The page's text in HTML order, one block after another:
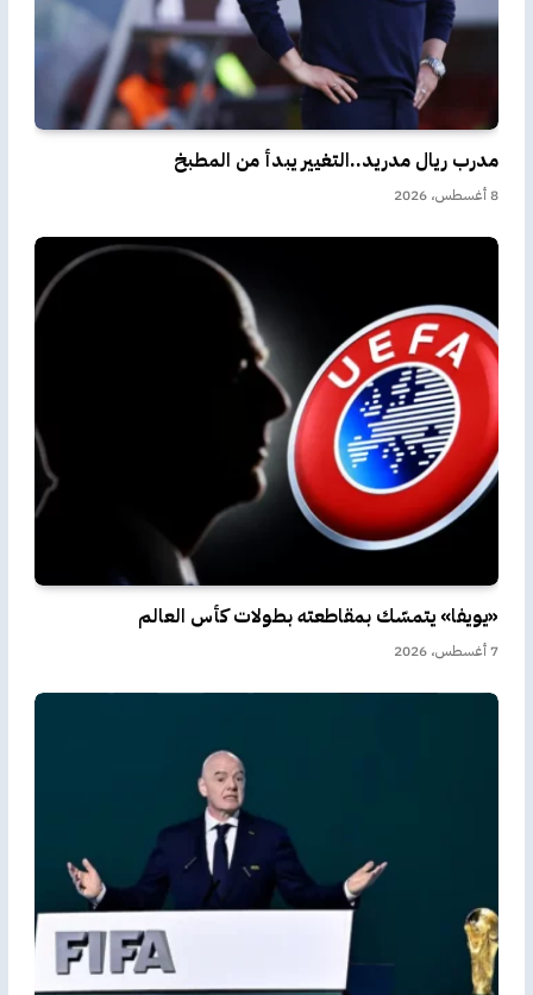
مدرب ريال مدريد..التغيير يبدأ من المطبخ
8 أغسطس، 2026
«يويفا» يتمسّك بمقاطعته بطولات كأس العالم
7 أغسطس، 2026